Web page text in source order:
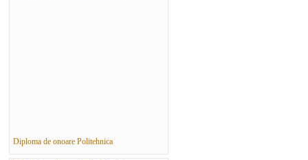
Diploma de onoare Politehnica